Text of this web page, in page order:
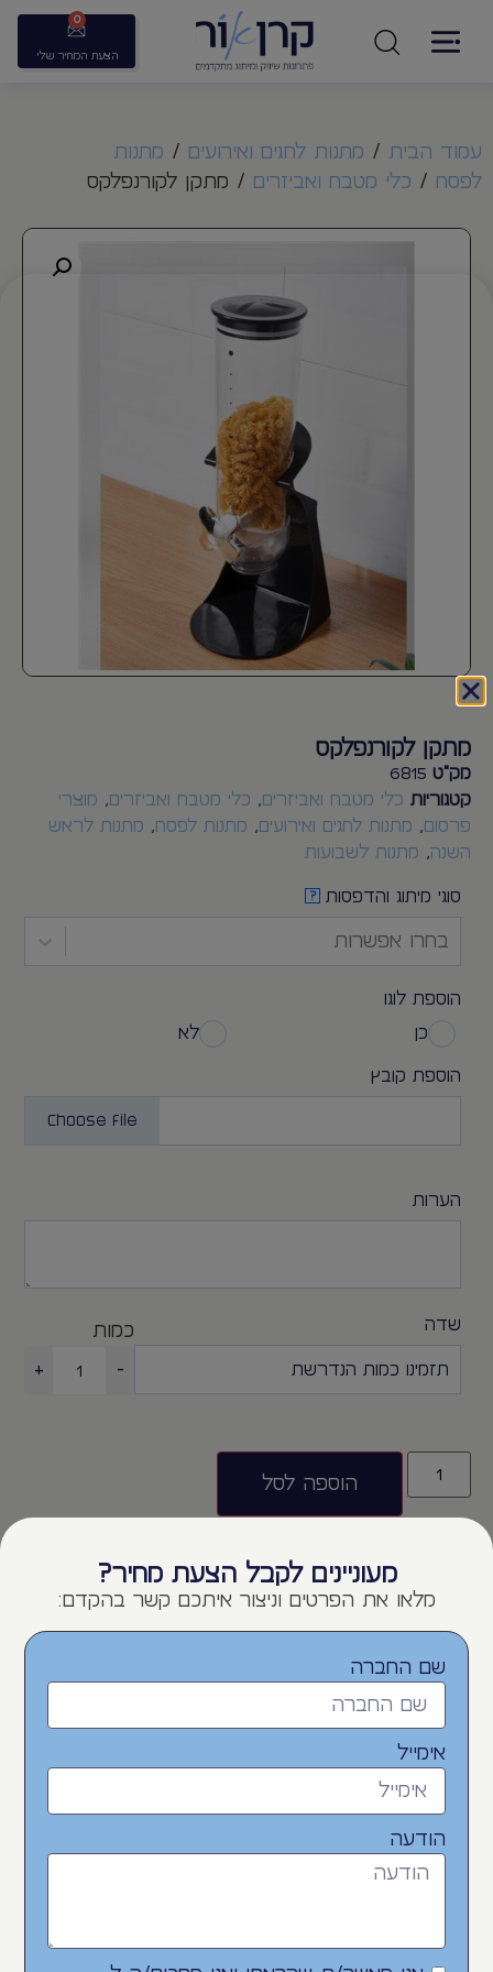
הצעת המחיר שלי
0
עמוד הבית / מתנות לחגים ואירועים / מתנות
לפסח / כלי מטבח ואביזרים / מתקן לקורנפלקס
מתקן לקורנפלקס
מק"ט 6815
קטגוריות כלי מטבח ואביזרים, כלי מטבח ואביזרים, מוצרי
פרסום, מתנות לחגים ואירועים, מתנות לפסח, מתנות לראש
השנה, מתנות לשבועות
סוגי מיתוג והדפסות ?
בחרו אפשרות
הוספת לוגו
כן
לא
הוספת קובץ
Choose File
הערות
שדה
כמות
-
+
הוספה לסל
מוצרם דומים
מעוניינים לקבל הצעת מחיר?
מלאו את הפרטים וניצור איתכם קשר בהקדם:
שם החברה
אימייל
הודעה